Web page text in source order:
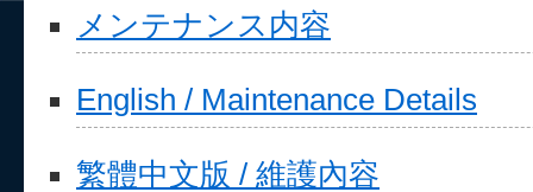
メンテナンス内容
English / Maintenance Details
繁體中文版 / 維護內容